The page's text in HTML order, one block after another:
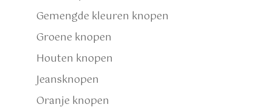
Gemengde kleuren knopen
Groene knopen
Houten knopen
Jeansknopen
Oranje knopen